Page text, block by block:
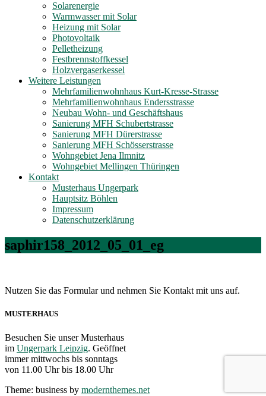
Solarenergie
Warmwasser mit Solar
Heizung mit Solar
Photovoltaik
Pelletheizung
Festbrennstoffkessel
Holzvergaserkessel
Weitere Leistungen
Mehrfamilienwohnhaus Kurt-Kresse-Strasse
Mehrfamilienwohnhaus Endersstrasse
Neubau Wohn- und Geschäftshaus
Sanierung MFH Schubertstrasse
Sanierung MFH Dürerstrasse
Sanierung MFH Schösserstrasse
Wohngebiet Jena Ilmnitz
Wohngebiet Mellingen Thüringen
Kontakt
Musterhaus Ungerpark
Hauptsitz Böhlen
Impressum
Datenschutzerklärung
saphir158_2012_05_01_eg
Nutzen Sie das Formular und nehmen Sie Kontakt mit uns auf.
MUSTERHAUS
Besuchen Sie unser Musterhaus
im Ungerpark Leipzig. Geöffnet
immer mittwochs bis sonntags
von 11.00 Uhr bis 18.00 Uhr
Theme: business by modernthemes.net